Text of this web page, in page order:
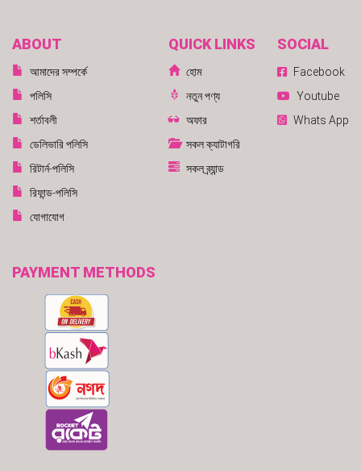
ABOUT
আমাদের সম্পর্কে
পলিসি
শর্তাবলী
ডেলিভারি পলিসি
রিটার্ন-পলিসি
রিফান্ড-পলিসি
যোগাযোগ
QUICK LINKS
হোম
নতুন পণ্য
অফার
সকল ক্যাটাগরি
সকল ব্র্যান্ড
SOCIAL
Facebook
Youtube
Whats App
PAYMENT METHODS